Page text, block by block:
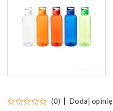
(0) Dodaj opinię